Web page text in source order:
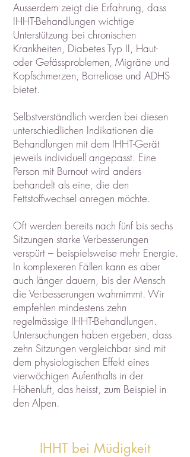
Ausserdem zeigt die Erfahrung, dass
IHHT-Behandlungen wichtige
Unterstützung bei chronischen
Krankheiten, Diabetes Typ II, Haut-
oder Gefässproblemen, Migräne und
Kopfschmerzen, Borreliose und ADHS
bietet.
Selbstverständlich werden bei diesen
unterschiedlichen Indikationen die
Behandlungen mit dem IHHT-Gerät
jeweils individuell angepasst. Eine
Person mit Burnout wird anders
behandelt als eine, die den
Fettstoffwechsel anregen möchte.
Oft werden bereits nach fünf bis sechs
Sitzungen starke Verbesserungen
verspürt – beispielsweise mehr Energie.
In komplexeren Fällen kann es aber
auch länger dauern, bis der Mensch
die Verbesserungen wahrnimmt. Wir
empfehlen mindestens zehn
regelmässige IHHT-Behandlungen.
Untersuchungen haben ergeben, dass
zehn Sitzungen vergleichbar sind mit
dem physiologischen Effekt eines
vierwöchigen Aufenthalts in der
Höhenluft, das heisst, zum Beispiel in
den Alpen.
IHHT bei Müdigkeit